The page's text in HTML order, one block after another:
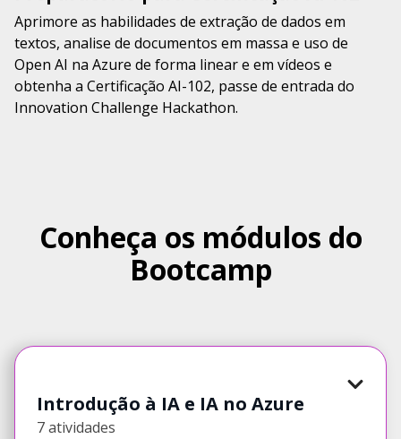
Aprimore as habilidades de extração de dados em
textos, analise de documentos em massa e uso de
Open AI na Azure de forma linear e em vídeos e
obtenha a Certificação AI-102, passe de entrada do
Innovation Challenge Hackathon.
Conheça os módulos do
Bootcamp
Introdução à IA e IA no Azure
7 atividades